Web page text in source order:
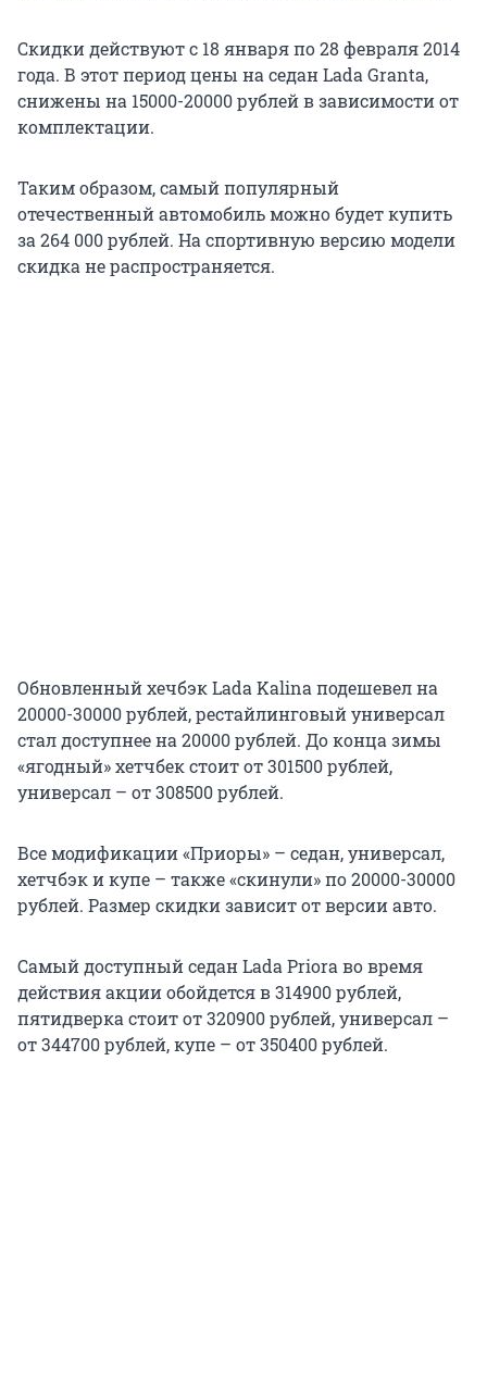
Скидки действуют с 18 января по 28 февраля 2014
года. В этот период цены на седан Lada Granta,
снижены на 15000-20000 рублей в зависимости от
комплектации.
Таким образом, самый популярный
отечественный автомобиль можно будет купить
за 264 000 рублей. На спортивную версию модели
скидка не распространяется.
Обновленный хечбэк Lada Kalina подешевел на
20000-30000 рублей, рестайлинговый универсал
стал доступнее на 20000 рублей. До конца зимы
«ягодный» хетчбек стоит от 301500 рублей,
универсал – от 308500 рублей.
Все модификации «Приоры» – седан, универсал,
хетчбэк и купе – также «скинули» по 20000-30000
рублей. Размер скидки зависит от версии авто.
Самый доступный седан Lada Priora во время
действия акции обойдется в 314900 рублей,
пятидверка стоит от 320900 рублей, универсал –
от 344700 рублей, купе – от 350400 рублей.